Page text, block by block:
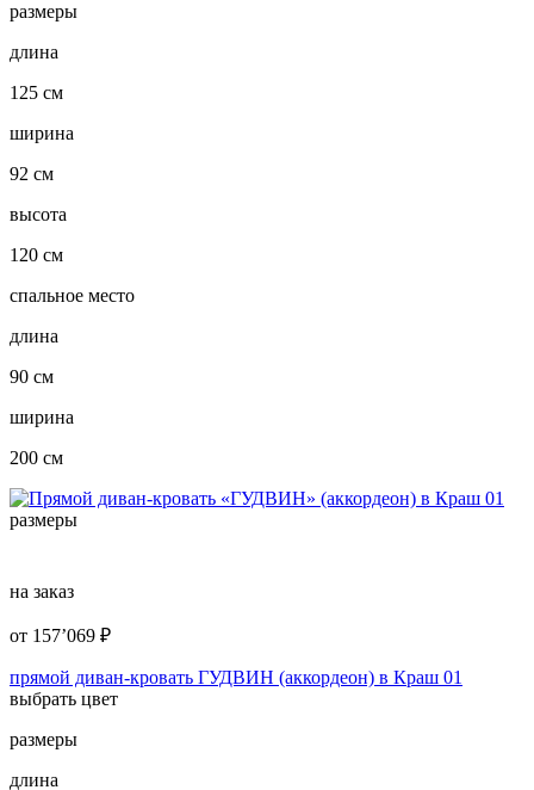
размеры
длина
125 см
ширина
92 см
высота
120 см
спальное место
длина
90 см
ширина
200 см
размеры
на заказ
от 157’069 ₽
прямой диван-кровать ГУДВИН (аккордеон) в Краш 01
выбрать цвет
размеры
длина